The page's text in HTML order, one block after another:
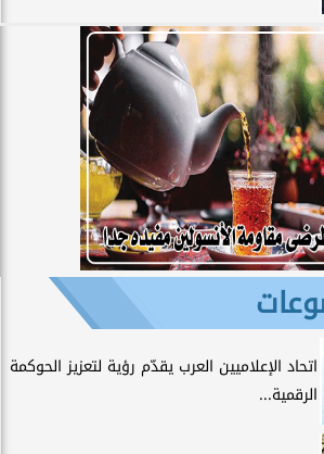
اتحاد الإعلاميين العرب يقدّم رؤية لتعزيز الحوكمة
الرقمية...